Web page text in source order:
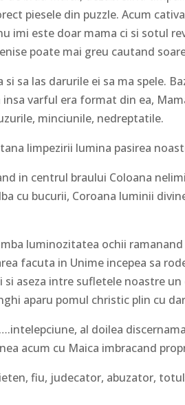
piesele din puzzle. Acum
imi este doar mama ci si sotul
poate mai greu cautand
sa las darurile ei sa ma spele.
varful era format din ea,
minciunile, nedreptatile.
limpezirii lumina pasirea
in centrul braului Coloana
cu bucurii, Coroana luminii
luminozitatea ochii
facuta in Unime incepea sa
si aseza intre sufletele noastre
aparu pomul christic plin cu
al doilea
acum cu Maica imbracand
fiu, judecator, abuzator,